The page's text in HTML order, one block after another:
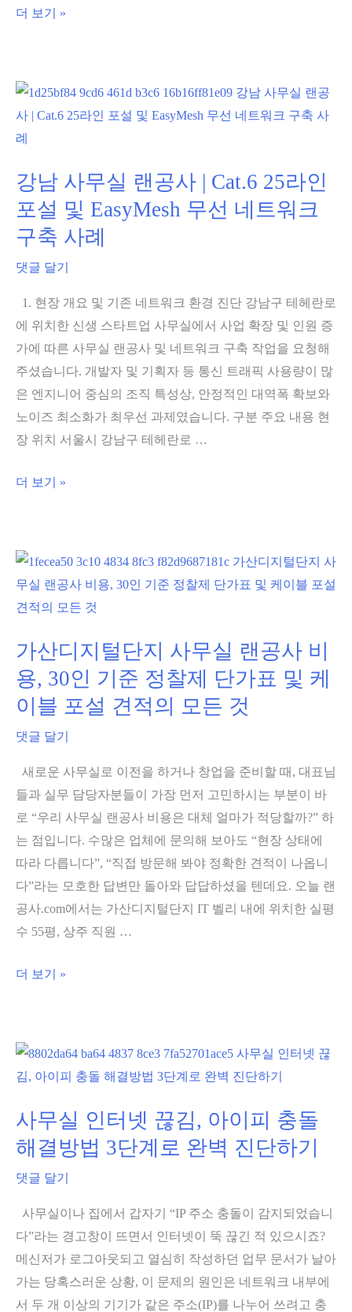
통
주
소
오
원
인
과
완
벽
해
결
법
[사
인
넷
끊
김]
번
갈
아
끊
는
네
트
워
크
먹
통
상
3
가
지
해
결
방
Guide
더 보기 »
강남 사무실 랜공사 | Cat.6 25라인
포설 및 EasyMesh 무선 네트워크
구축 사례
댓글 달기
1. 현장 개요 및 기존 네트워크 환경 진단 강남구 테헤란로
에 위치한 신생 스타트업 사무실에서 사업 확장 및 인원 증
가에 따른 사무실 랜공사 및 네트워크 구축 작업을 요청해
주셨습니다. 개발자 및 기획자 등 통신 트래픽 사용량이 많
은 엔지니어 중심의 조직 특성상, 안정적인 대역폭 확보와
노이즈 최소화가 최우선 과제였습니다. 구분 주요 내용 현
장 위치 서울시 강남구 테헤란로 …
강
무
랜
사
Cat.6
25
라
포
설
및
EasyMesh
무
선
네
트
크
사
례
더 보기 »
가산디지털단지 사무실 랜공사 비
용, 30인 기준 정찰제 단가표 및 케
이블 포설 견적의 모든 것
댓글 달기
새로운 사무실로 이전을 하거나 창업을 준비할 때, 대표님
들과 실무 담당자분들이 가장 먼저 고민하시는 부분이 바
로 “우리 사무실 랜공사 비용은 대체 얼마가 적당할까?” 하
는 점입니다. 수많은 업체에 문의해 보아도 “현장 상태에
따라 다릅니다”, “직접 방문해 봐야 정확한 견적이 나옵니
다”라는 모호한 답변만 돌아와 답답하셨을 텐데요. 오늘 랜
공사.com에서는 가산디지털단지 IT 벨리 내에 위치한 실평
수 55평, 상주 직원 …
가
지
단
지
무
실
사
용,
더 보기 »
사무실 인터넷 끊김, 아이피 충돌
해결방법 3단계로 완벽 진단하기
댓글 달기
사무실이나 집에서 갑자기 “IP 주소 충돌이 감지되었습니
다”라는 경고창이 뜨면서 인터넷이 뚝 끊긴 적 있으시죠?
메신저가 로그아웃되고 열심히 작성하던 업무 문서가 날아
가는 당혹스러운 상황, 이 문제의 원인은 네트워크 내부에
서 두 개 이상의 기기가 같은 주소(IP)를 나누어 쓰려고 충